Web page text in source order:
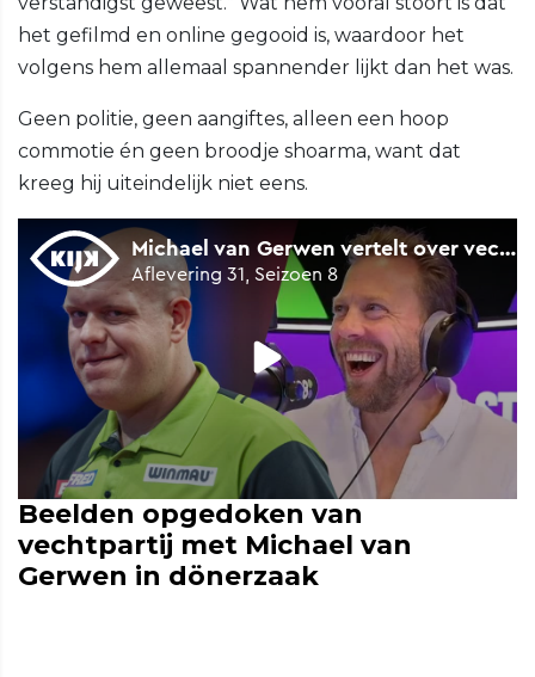
het gefilmd en online gegooid is, waardoor het
volgens hem allemaal spannender lijkt dan het was.
Geen politie, geen aangiftes, alleen een hoop
commotie én geen broodje shoarma, want dat
kreeg hij uiteindelijk niet eens.
Beelden opgedoken van
vechtpartij met Michael van
Gerwen in dönerzaak